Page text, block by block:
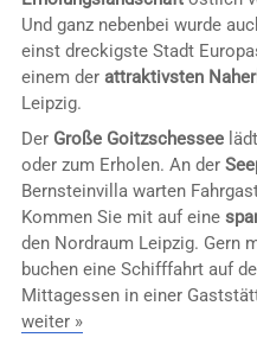
Und ganz nebenbei wurde
einst dreckigste Stadt
einem der attraktivsten
Leipzig.
Der Große Goitzschesseelädt
oder zum Erholen. An der
Bernsteinvilla warten
Kommen Sie mit auf eine
den Nordraum Leipzig. Gern
buchen eine Schifffahrt auf
Mittagessen in einer
weiter »